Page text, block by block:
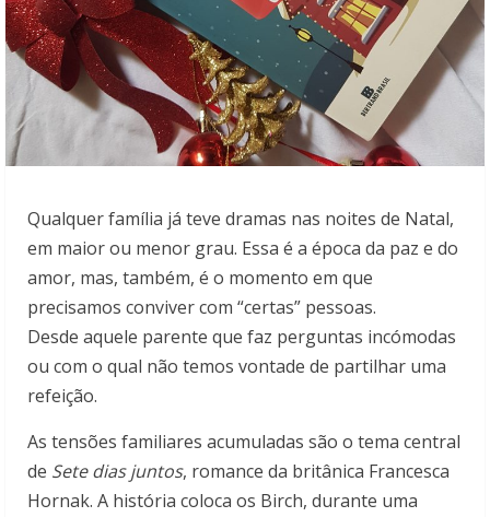
Qualquer família já teve dramas nas noites de Natal,
em maior ou menor grau. Essa é a época da paz e do
amor, mas, também, é o momento em que
precisamos conviver com “certas” pessoas.
Desde aquele parente que faz perguntas incómodas
ou com o qual não temos vontade de partilhar uma
refeição.
As tensões familiares acumuladas são o tema central
de Sete dias juntos, romance da britânica Francesca
Hornak. A história coloca os Birch, durante uma